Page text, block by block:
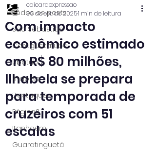
Todos os posts
São Sebastião
Caraguatatuba
Ubatuba
Ilhabela
Destaque
Página2
Itanhaém
Guaratinguetá
Com impacto
econômico estimado
em R$ 80 milhões,
Ilhabela se prepara
para temporada de
cruzeiros com 51
escalas
caicaraexpressao
30 de set. de 20251 min de leitura